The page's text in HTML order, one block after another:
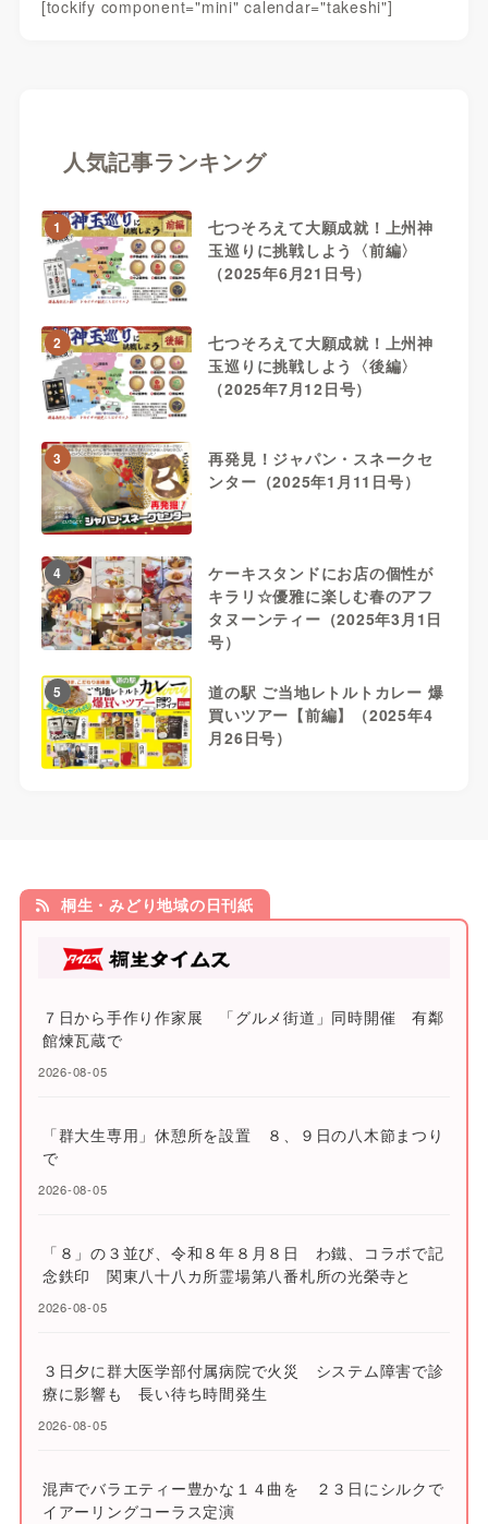
[tockify component="mini" calendar="takeshi"]
人気記事ランキング
1
七つそろえて大願成就！上州神
玉巡りに挑戦しよう〈前編〉
（2025年6月21日号）
2
七つそろえて大願成就！上州神
玉巡りに挑戦しよう〈後編〉
（2025年7月12日号）
3
再発見！ジャパン・スネークセ
ンター（2025年1月11日号）
4
ケーキスタンドにお店の個性が
キラリ☆優雅に楽しむ春のアフ
タヌーンティー（2025年3月1日
号）
5
道の駅 ご当地レトルトカレー 爆
買いツアー【前編】（2025年4
月26日号）
桐生・みどり地域の日刊紙
７日から手作り作家展 「グルメ街道」同時開催 有鄰
館煉瓦蔵で
2026-08-05
「群大生専用」休憩所を設置 ８、９日の八木節まつり
で
2026-08-05
「８」の３並び、令和８年８月８日 わ鐵、コラボで記
念鉄印 関東八十八カ所霊場第八番札所の光榮寺と
2026-08-05
３日夕に群大医学部付属病院で火災 システム障害で診
療に影響も 長い待ち時間発生
2026-08-05
混声でバラエティー豊かな１４曲を ２３日にシルクで
イアーリングコーラス定演